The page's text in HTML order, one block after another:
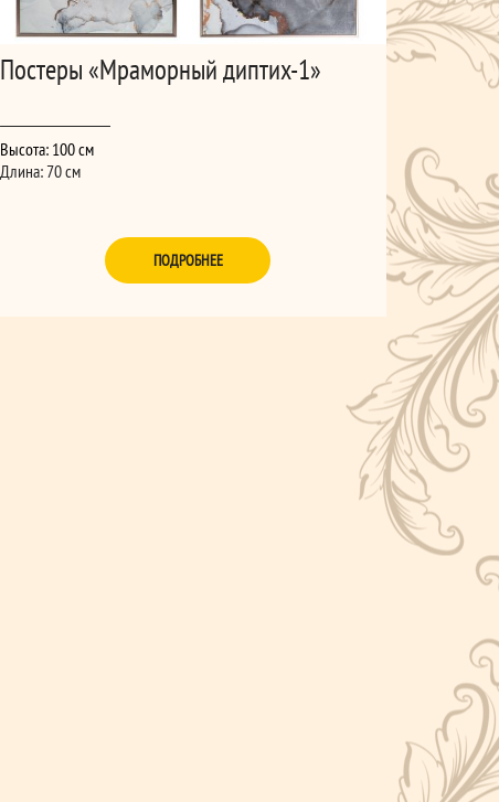
Постеры «Мраморный диптих-1»
Высота: 100 см
Длина: 70 см
ПОДРОБНЕЕ